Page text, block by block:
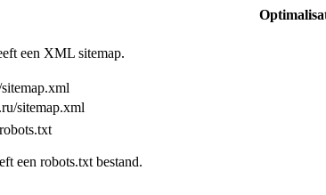
een XML sitemap.
sitemap.xml
een robots.txt bestand.